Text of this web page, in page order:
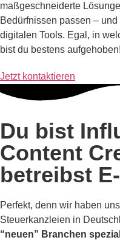
maßgeschneiderte
Bedürfnissen passen –
digitalen Tools. Egal, in
bist du bestens aufgehoben!
Jetzt kontaktieren
Du bist
Content
betreibst
Perfekt, denn wir haben
Steuerkanzleien in
“neuen” Branchen